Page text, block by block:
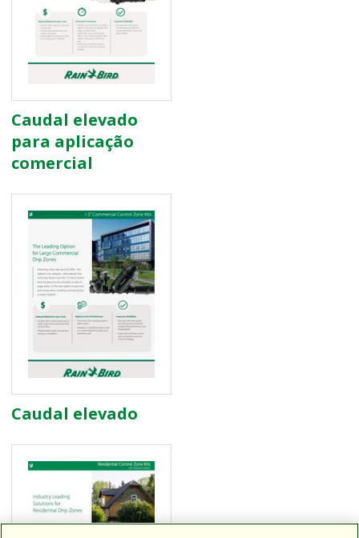
Caudal elevado
para aplicação
comercial
Caudal elevado